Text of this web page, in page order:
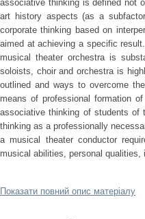
associative thinking is defined not
art history aspects (as a
corporate thinking based on
aimed at achieving a specific
musical theater orchestra is
soloists, choir and orchestra is
outlined and ways to overcome
means of professional formation
associative thinking of students of
thinking as a professionally
a musical theater conductor
musical abilities, personal
Показати повний опис матеріалу